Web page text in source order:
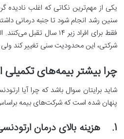
یکی از مهم‌ترین نکاتی که اغلب
سنین رشد انجام شود تا جنبه درمانی
فقط برای افراد زیر
شرکتی، این محدودیت سنی تغییر کند
چرا بیشتر بیمه‌های
شاید برایتان سوال باشد که چرا آیا
پنهان شده است که شرکت‌های بیمه
1. هزینه بالای درمان ارتودنسی